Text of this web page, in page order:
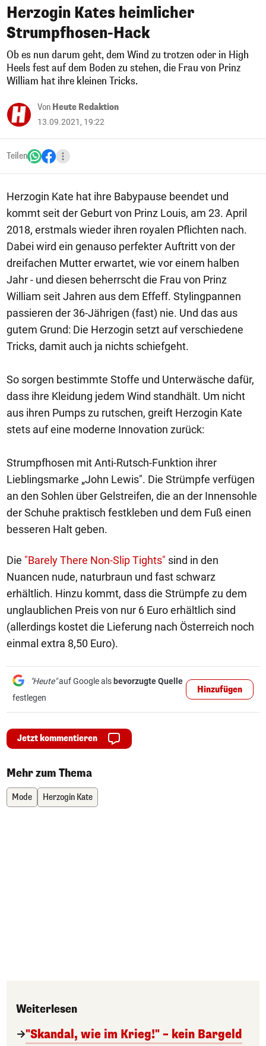
Herzogin Kates heimlicher
Strumpfhosen-Hack
Ob es nun darum geht, dem Wind zu trotzen oder in High
Heels fest auf dem Boden zu stehen, die Frau von Prinz
William hat ihre kleinen Tricks.
Von Heute Redaktion
13.09.2021, 19:22
Teilen
Herzogin Kate hat ihre Babypause beendet und
kommt seit der Geburt von Prinz Louis, am 23. April
2018, erstmals wieder ihren royalen Pflichten nach.
Dabei wird ein genauso perfekter Auftritt von der
dreifachen Mutter erwartet, wie vor einem halben
Jahr - und diesen beherrscht die Frau von Prinz
William seit Jahren aus dem Effeff. Stylingpannen
passieren der 36-Jährigen (fast) nie. Und das aus
gutem Grund: Die Herzogin setzt auf verschiedene
Tricks, damit auch ja nichts schiefgeht.
So sorgen bestimmte Stoffe und Unterwäsche dafür,
dass ihre Kleidung jedem Wind standhält. Um nicht
aus ihren Pumps zu rutschen, greift Herzogin Kate
stets auf eine moderne Innovation zurück:
Strumpfhosen mit Anti-Rutsch-Funktion ihrer
Lieblingsmarke „John Lewis". Die Strümpfe verfügen
an den Sohlen über Gelstreifen, die an der Innensohle
der Schuhe praktisch festkleben und dem Fuß einen
besseren Halt geben.
Die "Barely There Non-Slip Tights" sind in den
Nuancen nude, naturbraun und fast schwarz
erhältlich. Hinzu kommt, dass die Strümpfe zu dem
unglaublichen Preis von nur 6 Euro erhältlich sind
(allerdings kostet die Lieferung nach Österreich noch
einmal extra 8,50 Euro).
"Heute"auf Google als bevorzugte Quelle
festlegen
Hinzufügen
Jetzt kommentieren
Mehr zum Thema
Mode Herzogin Kate
Weiterlesen
"Skandal, wie im Krieg!" – kein Bargeld